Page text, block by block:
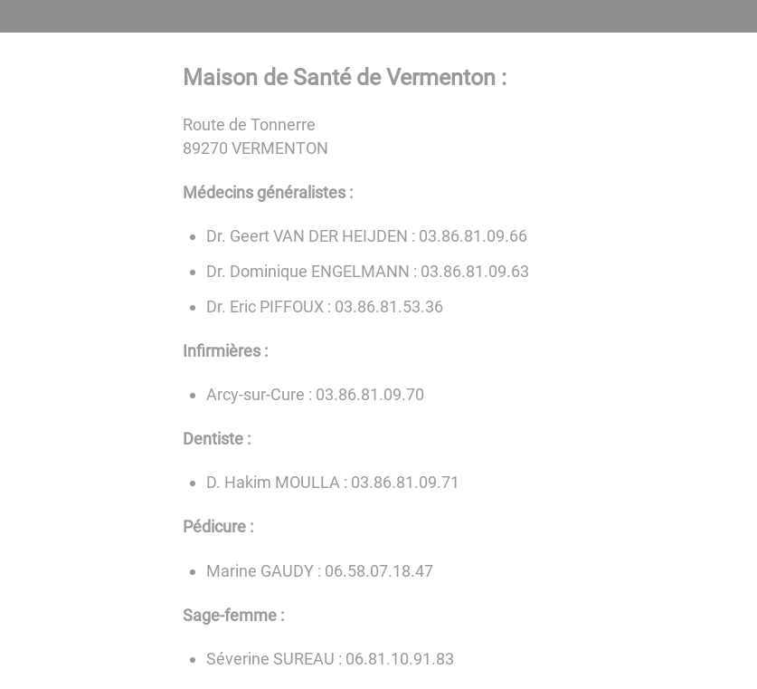
Maison de Santé de Vermenton :
Route de Tonnerre
89270 VERMENTON
Médecins généralistes :
Dr. Geert VAN DER HEIJDEN : 03.86.81.09.66
Dr. Dominique ENGELMANN : 03.86.81.09.63
Dr. Eric PIFFOUX : 03.86.81.53.36
Infirmières :
Arcy-sur-Cure : 03.86.81.09.70
Dentiste :
D. Hakim MOULLA : 03.86.81.09.71
Pédicure :
Marine GAUDY : 06.58.07.18.47
Sage-femme :
Séverine SUREAU : 06.81.10.91.83